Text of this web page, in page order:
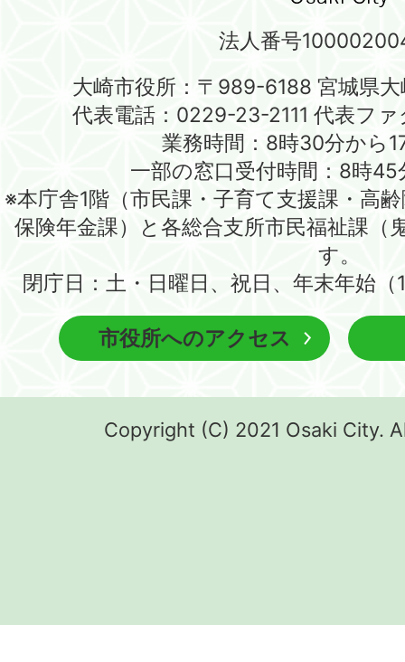
法人番号
大崎市役所：〒989-6188 宮城県大
代表電話：0229-23-2111 代表フ
業務時間：8時30分から
一部の窓口受付時間：8時
※本庁舎1階（市民課・子育て支援課・高
保険年金課）と各総合支所市民福祉課（
す。
閉庁日：土・日曜日、祝日、年末年始
市役所へのアクセス
Copyright (C) 2021 Osaki City.